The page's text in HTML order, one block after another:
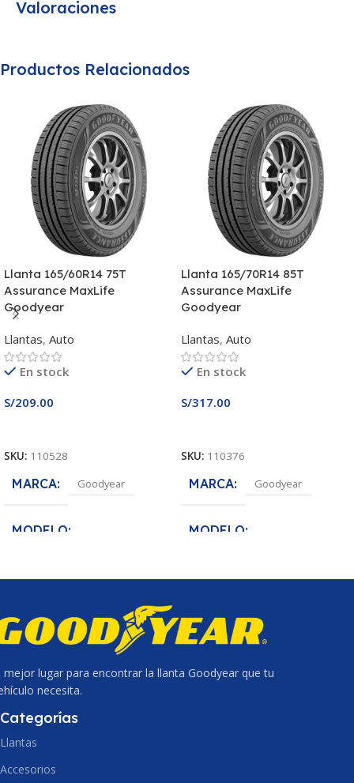
Valoraciones
Productos Relacionados
Llanta 165/60R14 75T
Assurance MaxLife
Goodyear
Llantas, Auto
En stock
S/209.00
SKU: 110528
MARCA Goodyear
MODELO
ANCHO DE SECCION
165
PERFIL 60
Llanta 165/70R14 85T
Assurance MaxLife
Goodyear
Llantas, Auto
En stock
S/317.00
SKU: 110376
MARCA Goodyear
MODELO
ANCHO DE SECCION
165
mejor lugar para encontrar la llanta Goodyear que tu
necesita.
Categorías
Llantas
Accesorios